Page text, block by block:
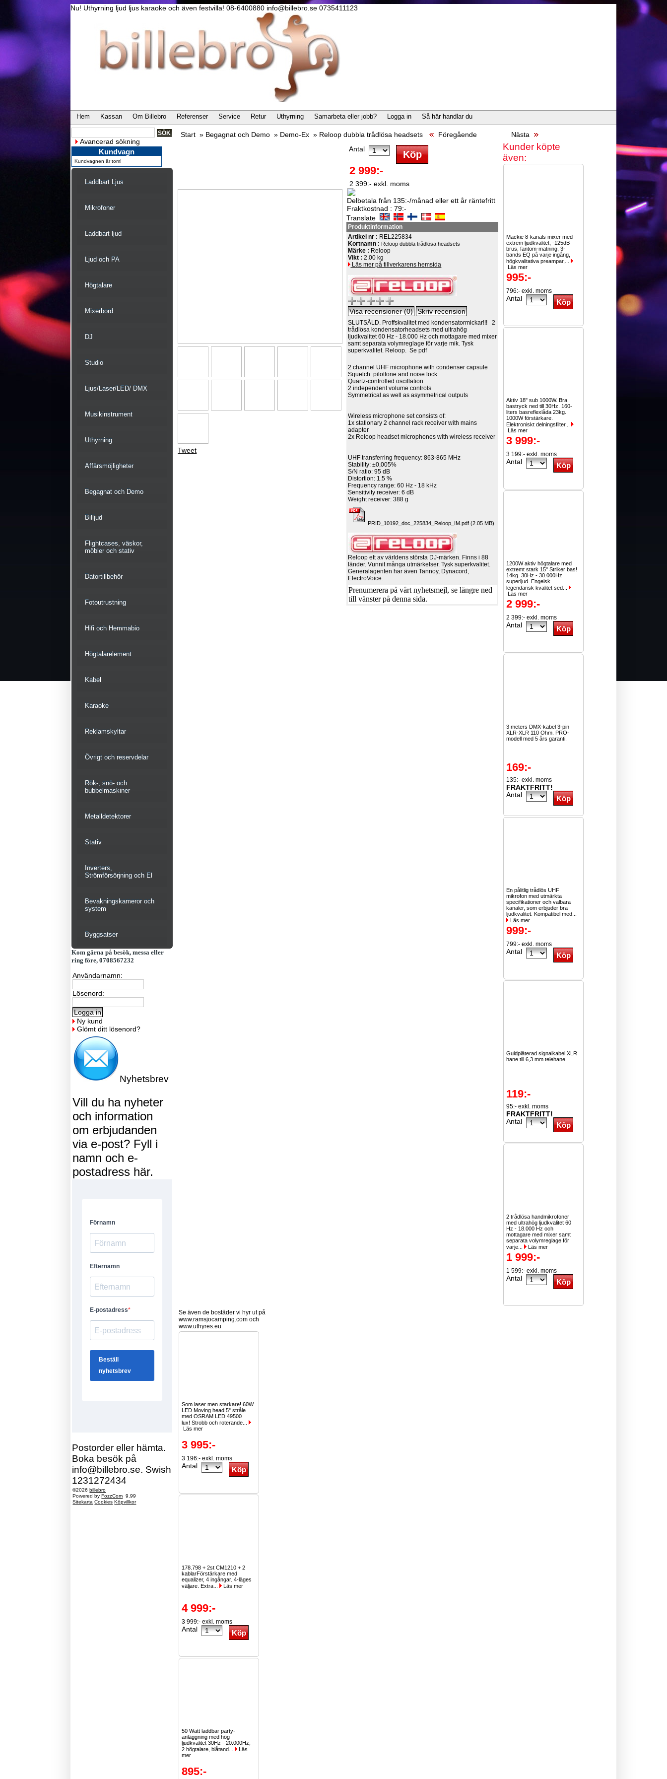
Nu! Uthyrning ljud ljus karaoke och även festvilla! 08-6400880 info@billebro.se 0735411123
Hem Kassan Om Billebro Referenser Service Retur Uthyrning Samarbeta eller jobb? Logga in Så här handlar du
Avancerad sökning
Kundvagn
Kundvagnen är tom!
Laddbart Ljus
Mikrofoner
Laddbart ljud
Ljud och PA
Högtalare
Mixerbord
DJ
Studio
Ljus/Laser/LED/ DMX
Musikinstrument
Uthyrning
Affärsmöjligheter
Begagnat och Demo
Billjud
Flightcases, väskor,
möbler och stativ
Datortillbehör
Fotoutrustning
Hifi och Hemmabio
Högtalarelement
Kabel
Karaoke
Reklamskyltar
Övrigt och reservdelar
Rök-, snö- och
bubbelmaskiner
Metalldetektorer
Stativ
Inverters,
Strömförsörjning och El
Bevakningskameror och
system
Byggsatser
Kom gärna på besök, messa eller
ring före, 0708567232
Användarnamn:
Lösenord:
Ny kund
Glömt ditt lösenord?
Nyhetsbrev
Vill du ha nyheter
och information
om erbjudanden
via e-post? Fyll i
namn och e-
postadress här.
Postorder eller hämta.
Boka besök på
info@billebro.se. Swish
1231272434
©2026billebro
Powered byFozzCom 9.99
Sitekarta Cookies Köpvillkor
Start » Begagnat och Demo » Demo-Ex » Reloop dubbla trådlösa headsets Föregående Nästa
Tweet
Antal
2 999:-
2 399:- exkl. moms
Delbetala från 135:-/månad eller ett år räntefritt
Fraktkostnad : 79:-
Translate
Produktinformation
Artikel nr : REL225834
Kortnamn : Reloop dubbla trådlösa headsets
Märke : Reloop
Vikt :2.00 kg
Läs mer på tillverkarens hemsida
SLUTSÅLD. Proffskvalitet med kondensatormickar!!! 2
trådlösa kondensatorheadsets med ultrahög
ljudkvalitet 60 Hz - 18.000 Hz och mottagare med mixer
samt separata volymreglage för varje mik. Tysk
superkvalitet. Reloop. Se pdf
2 channel UHF microphone with condenser capsule
Squelch: pilottone and noise lock
Quartz-controlled oscillation
2 independent volume controls
Symmetrical as well as asymmetrical outputs
Wireless microphone set consists of:
1x stationary 2 channel rack receiver with mains
adapter
2x Reloop headset microphones with wireless receiver
UHF transferring frequency: 863-865 MHz
Stability: ±0,005%
S/N ratio: 95 dB
Distortion: 1.5 %
Frequency range: 60 Hz - 18 kHz
Sensitivity receiver: 6 dB
Weight receiver: 388 g
PRID_10192_doc_225834_Reloop_IM.pdf (2.05 MB)
Reloop ett av världens största DJ-märken. Finns i 88
länder. Vunnit många utmärkelser. Tysk superkvalitet.
Generalagenten har även Tannoy, Dynacord,
ElectroVoice.
Prenumerera på vårt nyhetsmejl, se längre ned
till vänster på denna sida.
Kunder köpte
även:
Mackie 8-kanals mixer med
extrem ljudkvalitet, -125dB
brus, fantom-matning, 3-
bands EQ på varje ingång,
högkvalitativa preampar,...
Läs mer
995:-
796:- exkl. moms
Antal
Aktiv 18" sub 1000W. Bra
bastryck ned till 30Hz. 160-
liters basreflexlåda 23kg.
1000W förstärkare.
Elektroniskt delningsfilter...
Läs mer
3 999:-
3 199:- exkl. moms
Antal
1200W aktiv högtalare med
extremt stark 15" Striker bas!
14kg. 30Hz - 30.000Hz
superljud. Engelsk
legendarisk kvalitet sed...
Läs mer
2 999:-
2 399:- exkl. moms
Antal
3 meters DMX-kabel 3-pin
XLR-XLR 110 Ohm. PRO-
modell med 5 års garanti.
169:-
135:- exkl. moms
FRAKTFRITT!
Antal
En pålitlig trådlös UHF
mikrofon med utmärkta
specifikationer och valbara
kanaler, som erbjuder bra
ljudkvalitet. Kompatibel med...
Läs mer
999:-
799:- exkl. moms
Antal
Guldpläterad signalkabel XLR
hane till 6,3 mm telehane
119:-
95:- exkl. moms
FRAKTFRITT!
Antal
2 trådlösa handmikrofoner
med ultrahög ljudkvalitet 60
Hz - 18.000 Hz och
mottagare med mixer samt
separata volymreglage för
varje...
Läs mer
1 999:-
1 599:- exkl. moms
Antal
Se även de bostäder vi hyr ut på
www.ramsjocamping.com och
www.uthyres.eu
Som laser men starkare! 60W
LED Moving head 5° stråle
med OSRAM LED 49500
lux! Strobb och roterande...
Läs mer
3 995:-
3 196:- exkl. moms
Antal
178.798 + 2st CM1210 + 2
kablarFörstärkare med
equalizer, 4 ingångar. 4-läges
väljare. Extra...
Läs mer
4 999:-
3 999:- exkl. moms
Antal
50 Watt laddbar party-
anläggning med hög
ljudkvalitet 30Hz - 20.000Hz,
2 högtalare, blåtand...
Läs
mer
895:-